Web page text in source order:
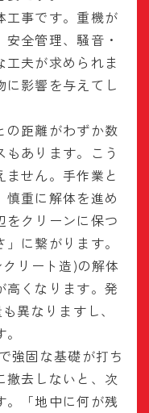
工事です。重機が
全管理、騒音・
工夫が求められま
に影響を与えてし
の距離がわずか数
あります。こう
ません。手作業と
慎重に解体を進め
をクリーンに保つ
に繋がります。
リート造)の解体
高くなります。発
異なりますし、
強固な基礎が打ち
撤去しないと、次
。「地中に何が残